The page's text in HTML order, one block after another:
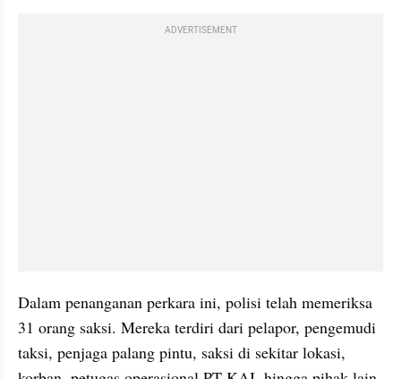
ADVERTISEMENT
Dalam penanganan perkara ini, polisi telah memeriksa
31 orang saksi. Mereka terdiri dari pelapor, pengemudi
taksi, penjaga palang pintu, saksi di sekitar lokasi,